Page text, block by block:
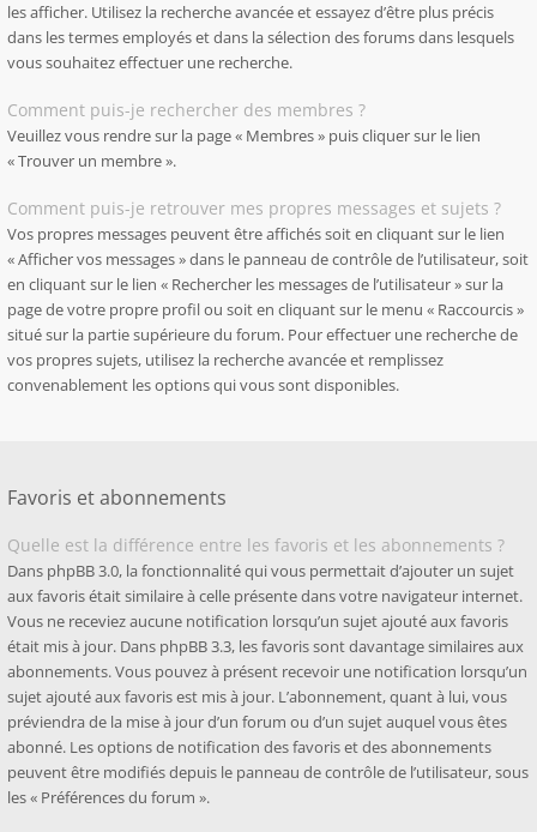
les afficher. Utilisez la recherche avancée et essayez d’être plus précis
dans les termes employés et dans la sélection des forums dans lesquels
vous souhaitez effectuer une recherche.
Comment puis-je rechercher des membres ?
Veuillez vous rendre sur la page « Membres » puis cliquer sur le lien
« Trouver un membre ».
Comment puis-je retrouver mes propres messages et sujets ?
Vos propres messages peuvent être affichés soit en cliquant sur le lien
« Afficher vos messages » dans le panneau de contrôle de l’utilisateur, soit
en cliquant sur le lien « Rechercher les messages de l’utilisateur » sur la
page de votre propre profil ou soit en cliquant sur le menu « Raccourcis »
situé sur la partie supérieure du forum. Pour effectuer une recherche de
vos propres sujets, utilisez la recherche avancée et remplissez
convenablement les options qui vous sont disponibles.
Favoris et abonnements
Quelle est la différence entre les favoris et les abonnements ?
Dans phpBB 3.0, la fonctionnalité qui vous permettait d’ajouter un sujet
aux favoris était similaire à celle présente dans votre navigateur internet.
Vous ne receviez aucune notification lorsqu’un sujet ajouté aux favoris
était mis à jour. Dans phpBB 3.3, les favoris sont davantage similaires aux
abonnements. Vous pouvez à présent recevoir une notification lorsqu’un
sujet ajouté aux favoris est mis à jour. L’abonnement, quant à lui, vous
préviendra de la mise à jour d’un forum ou d’un sujet auquel vous êtes
abonné. Les options de notification des favoris et des abonnements
peuvent être modifiés depuis le panneau de contrôle de l’utilisateur, sous
les « Préférences du forum ».